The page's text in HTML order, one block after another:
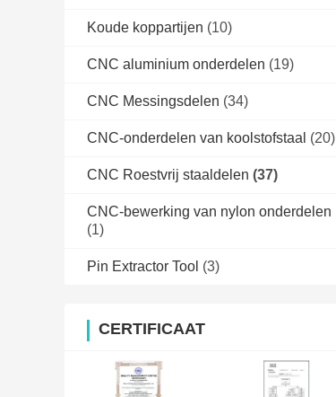
Koude koppartijen (10)
CNC aluminium onderdelen (19)
CNC Messingsdelen (34)
CNC-onderdelen van koolstofstaal (20)
CNC Roestvrij staaldelen (37)
CNC-bewerking van nylon onderdelen
(1)
Pin Extractor Tool (3)
CERTIFICAAT